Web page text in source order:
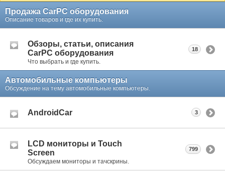
Продажа CarPC оборудования
Описание товаров и где их купить.
Обзоры, статьи, описания
CarPC оборудования
Что выбрать и где купить.
18
Автомобильные компьютеры
Обсуждение на тему автомобильные компьютеры.
AndroidCar 3
LCD мониторы и Touch
Screen
Обсуждаем мониторы и тачскрины.
799